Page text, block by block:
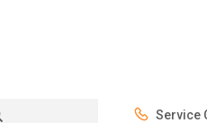
Service